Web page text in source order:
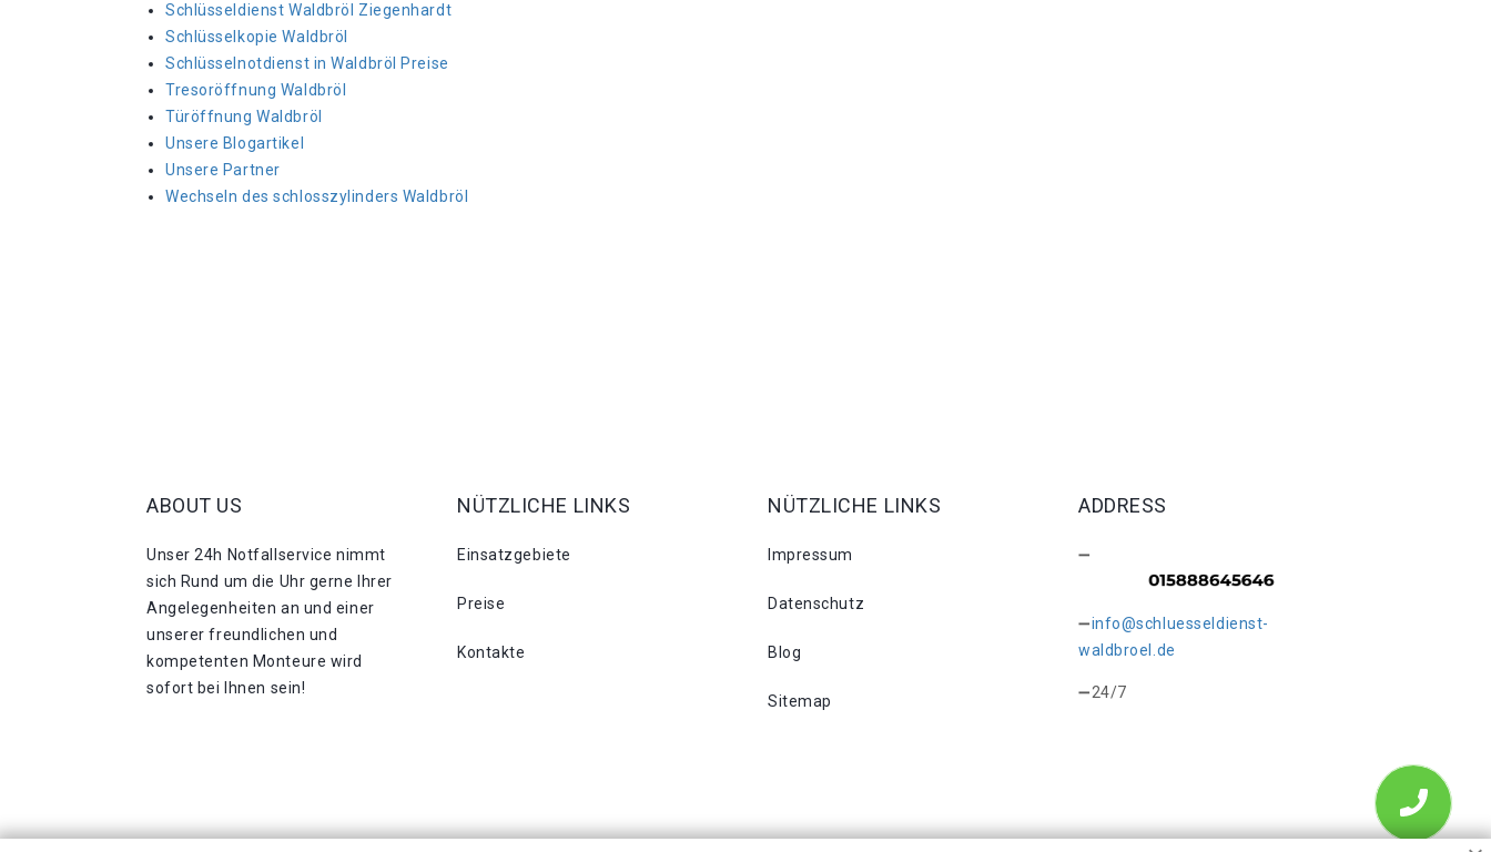
Schlüsseldienst Waldbröl Ziegenhardt
Schlüsselkopie Waldbröl
Schlüsselnotdienst in Waldbröl Preise
Tresoröffnung Waldbröl
Türöffnung Waldbröl
Unsere Blogartikel
Unsere Partner
Wechseln des schlosszylinders Waldbröl
ABOUT US
Unser 24h Notfallservice nimmt
sich Rund um die Uhr gerne Ihrer
Angelegenheiten an und einer
unserer freundlichen und
kompetenten Monteure wird
sofort bei Ihnen sein!
NÜTZLICHE LINKS
Einsatzgebiete
Preise
Kontakte
NÜTZLICHE LINKS
Impressum
Datenschutz
Blog
Sitemap
ADDRESS
info@schluesseldienst-
waldbroel.de
24/7